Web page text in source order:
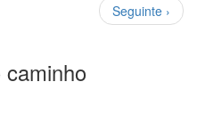
Próxima
página
Seguinte ›